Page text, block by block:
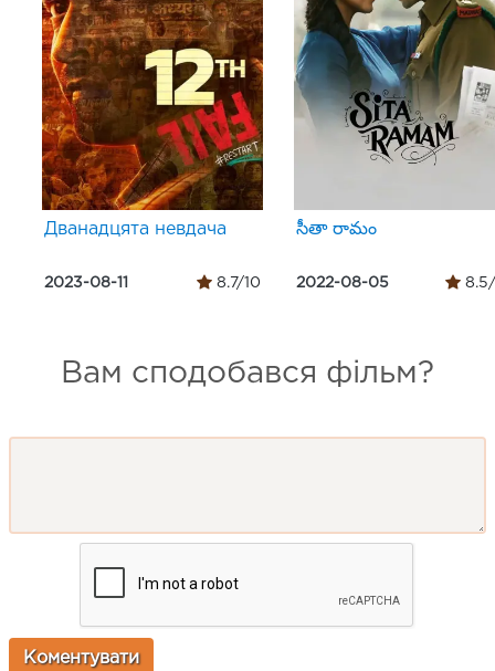
Дванадцята невдача
2023-08-11 8.7/10
సీతా రామం
2022-08-05 8.5/
Вам сподобався фільм?